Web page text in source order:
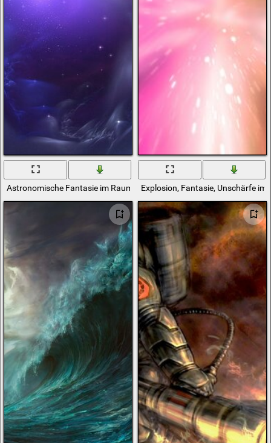
Astronomische Fantasie im Raum der Galaxie im Nebel
Explosion, Fantasie, Unschärfe im